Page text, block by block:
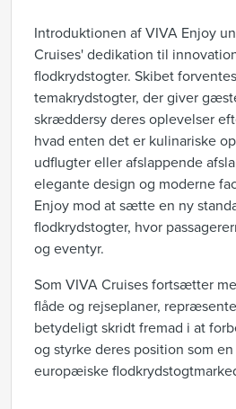
Introduktionen af VIVA Enjoy
Cruises' dedikation til
flodkrydstogter. Skibet
temakrydstogter, der giver
skræddersy deres oplevelser
hvad enten det er kulinariske
udflugter eller afslappende
elegante design og moderne
Enjoy mod at sætte en ny
flodkrydstogter, hvor
og eventyr.
Som VIVA Cruises fortsætter
flåde og rejseplaner,
betydeligt skridt fremad i at
og styrke deres position som
europæiske